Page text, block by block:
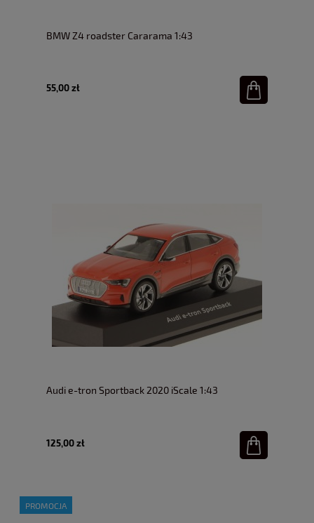
BMW Z4 roadster Cararama 1:43
55,00 zł
Audi e-tron Sportback 2020 iScale 1:43
125,00 zł
PROMOCJA